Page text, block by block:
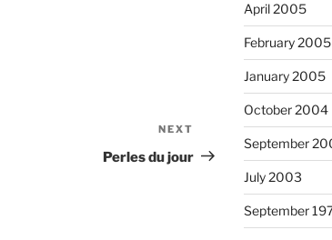
Post
NEXT
Perles du jour
April 2005
February 2005
January 2005
October 2004
September
July 2003
September